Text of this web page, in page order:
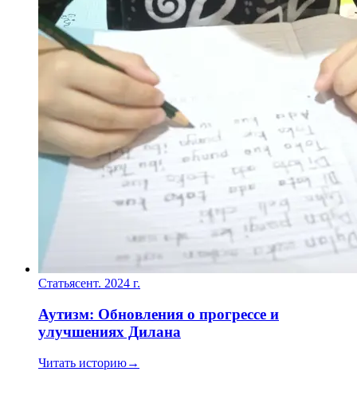
Статьясент. 2024 г.
Аутизм: Обновления о прогрессе и
улучшениях Дилана
Читать историю→